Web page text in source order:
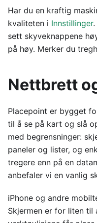
Har du en kraftig
kvaliteten i Innstillinger.
sett skyveknappene
på høy. Merker du
Nettbrett
Placepoint er bygget
til å se på kart og slå
med begrensninger:
paneler og lister, og
tregere enn på en
anbefaler vi en vanlig
iPhone og andre
Skjermen er for liten til